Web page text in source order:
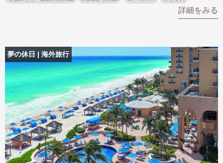
詳細をみる
夢の休日 | 海外旅行